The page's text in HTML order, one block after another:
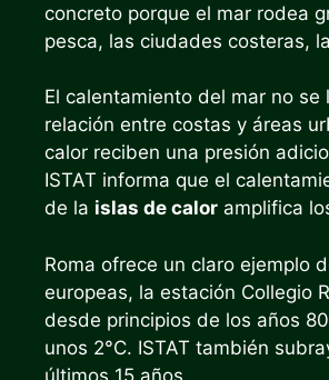
concreto porque el mar rodea
pesca, las ciudades costeras,
El calentamiento del mar no
relación entre costas y áreas
calor reciben una presión
ISTAT informa que el
de la islas de calor amplifica
Roma ofrece un claro ejemplo
europeas, la estación Collegio
desde principios de los años
unos 2°C. ISTAT también
últimos 15 años.